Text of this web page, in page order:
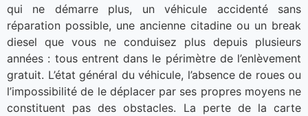
qui ne démarre plus, un véhicule accidenté sans
réparation possible, une ancienne citadine ou un break
diesel que vous ne conduisez plus depuis plusieurs
années : tous entrent dans le périmètre de l’enlèvement
gratuit. L’état général du véhicule, l’absence de roues ou
l’impossibilité de le déplacer par ses propres moyens ne
constituent pas des obstacles. La perte de la carte